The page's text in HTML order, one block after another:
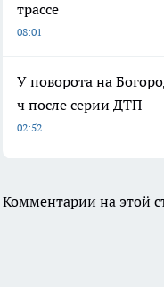
трассе
08:01
У поворота на
ч после серии ДТП
02:52
Комментарии на этой